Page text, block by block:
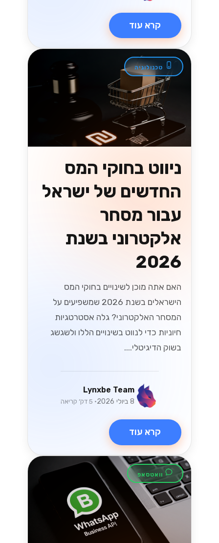
קרא עוד
טכנולוגיה
ניווט בחוקי המס
החדשים של ישראל
עבור מסחר
אלקטרוני בשנת
2026
האם אתה מוכן לשינויים בחוקי המס
הישראלים בשנת 2026 שמשפיעים על
המסחר האלקטרוני? גלה אסטרטגיות
חיוניות כדי לנווט בשינויים הללו ולשגשג
בשוק הדיגיטלי....
Lynxbe Team
8 ביולי 2026 • 5 דק׳ קריאה
קרא עוד
וואטסאפ